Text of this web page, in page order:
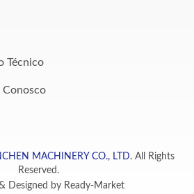
Técnico
Conosco
MACHINERY CO., LTD. All Rights
Reserved.
Designed by Ready-Market